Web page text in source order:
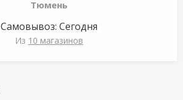
Тюмень
Самовывоз: Сегодня
Из 10 магазинов